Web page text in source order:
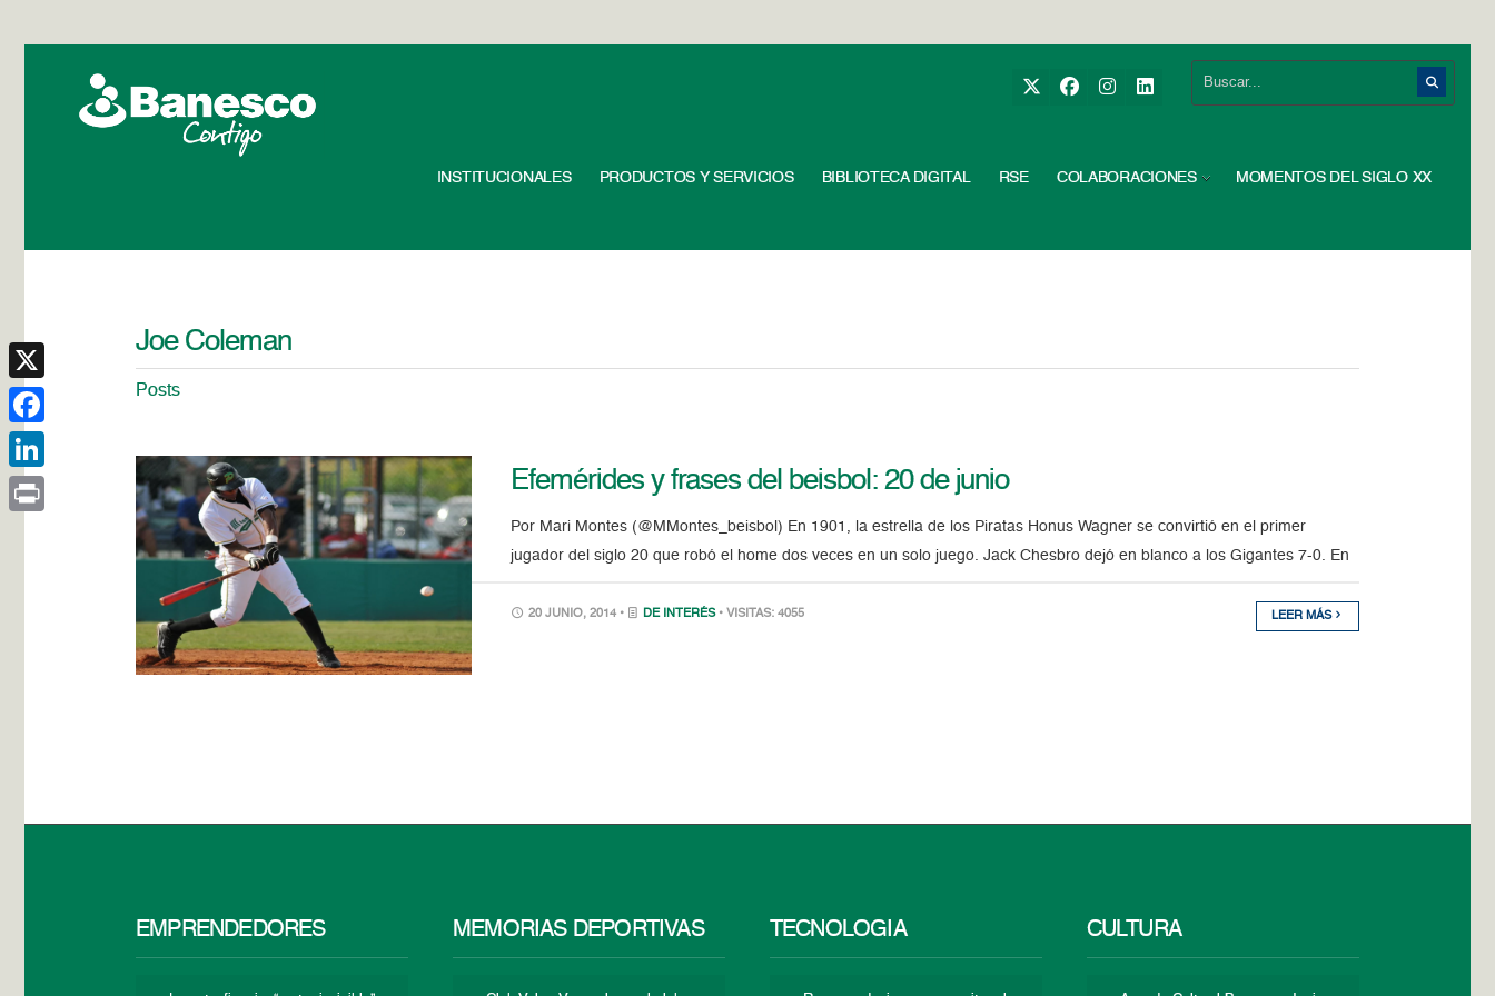
INSTITUCIONALES PRODUCTOS Y SERVICIOS BIBLIOTECA DIGITAL RSE COLABORACIONES MOMENTOS DEL SIGLO XX
Joe Coleman
Posts
Efemérides y frases del beisbol: 20 de junio
Por Mari Montes (@MMontes_beisbol) En 1901, la estrella de los Piratas Honus Wagner se convirtió en el primer
jugador del siglo 20 que robó el home dos veces en un solo juego. Jack Chesbro dejó en blanco a los Gigantes 7-0. En
20 JUNIO, 2014 • DE INTERÉS • VISITAS: 4055 LEER MÁS
EMPRENDEDORES MEMORIAS DEPORTIVAS TECNOLOGÍA CULTURA
X
Facebook
LinkedIn